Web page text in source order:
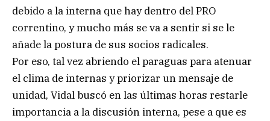
debido a la interna que hay dentro del PRO
correntino, y mucho más se va a sentir si se le
añade la postura de sus socios radicales.
Por eso, tal vez abriendo el paraguas para atenuar
el clima de internas y priorizar un mensaje de
unidad, Vidal buscó en las últimas horas restarle
importancia a la discusión interna, pese a que es